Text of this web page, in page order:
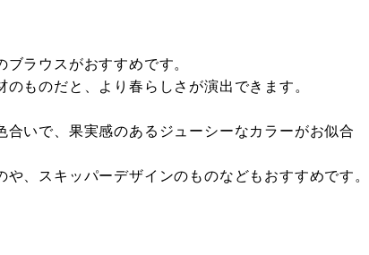
ラウスがおすすめです。
ものだと、より春らしさが演出できます。
合いで、果実感のあるジューシーなカラーがお似合
や、スキッパーデザインのものなどもおすすめです。